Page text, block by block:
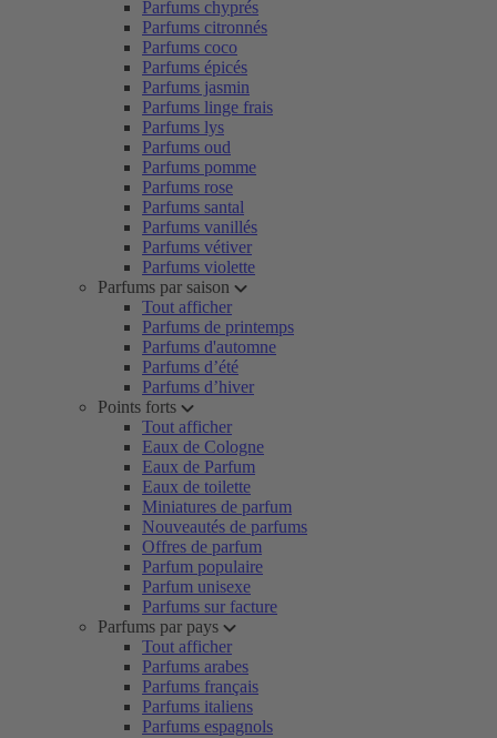
Parfums chyprés
Parfums citronnés
Parfums coco
Parfums épicés
Parfums jasmin
Parfums linge frais
Parfums lys
Parfums oud
Parfums pomme
Parfums rose
Parfums santal
Parfums vanillés
Parfums vétiver
Parfums violette
Parfums par saison
Tout afficher
Parfums de printemps
Parfums d'automne
Parfums d’été
Parfums d’hiver
Points forts
Tout afficher
Eaux de Cologne
Eaux de Parfum
Eaux de toilette
Miniatures de parfum
Nouveautés de parfums
Offres de parfum
Parfum populaire
Parfum unisexe
Parfums sur facture
Parfums par pays
Tout afficher
Parfums arabes
Parfums français
Parfums italiens
Parfums espagnols